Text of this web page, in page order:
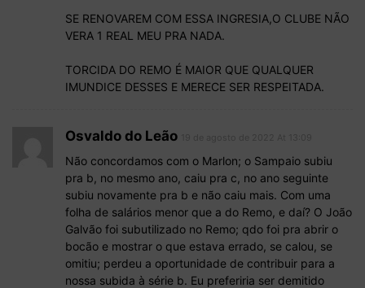
SE RENOVAREM COM ESSA INGRESIA,O CLUBE NÃO
VERA 1 REAL MEU PRA NADA.
TORCIDA DO REMO É MAIOR QUE QUALQUER
IMUNDICE DESSES E MERECE SER RESPEITADA.
Osvaldo do Leão
Não concordamos com o Marlon; o Sampaio subiu
pra b, no mesmo ano, caiu pra c, no ano seguinte
subiu novamente pra b e não caiu mais. Com uma
folha de salários menor que a do Remo, e daí? O João
Galvão foi subutilizado no Remo; qdo foi pra abrir o
bocão e mostrar o que estava errado, se calou, se
omitiu; perdeu a oportunidade de contribuir para a
nossa subida à série b. Eu preferiria ser demitido